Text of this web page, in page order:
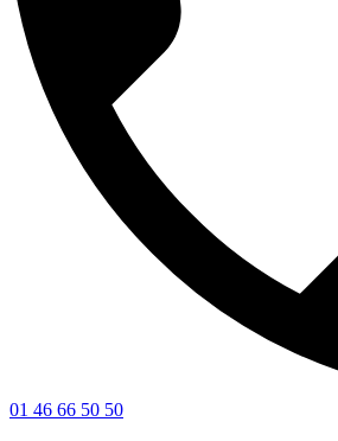
01 46 66 50 50